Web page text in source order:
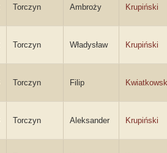
Torczyn Ambroży Krupiński
Torczyn Władysław Krupiński
Torczyn Filip
Torczyn Aleksander Krupiński